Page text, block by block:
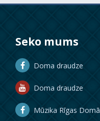
Seko mums
Doma draudze
Doma draudze
Mūzika Rīgas Domā